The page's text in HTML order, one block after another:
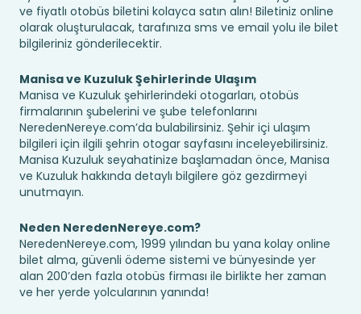
ve fiyatlı otobüs biletini kolayca satın alın! Biletiniz online
olarak oluşturulacak, tarafınıza sms ve email yolu ile bilet
bilgileriniz gönderilecektir.
Manisa ve Kuzuluk Şehirlerinde Ulaşım
Manisa ve Kuzuluk şehirlerindeki otogarları, otobüs
firmalarının şubelerini ve şube telefonlarını
NeredenNereye.com’da bulabilirsiniz. Şehir içi ulaşım
bilgileri için ilgili şehrin otogar sayfasını inceleyebilirsiniz.
Manisa Kuzuluk seyahatinize başlamadan önce, Manisa
ve Kuzuluk hakkında detaylı bilgilere göz gezdirmeyi
unutmayın.
Neden NeredenNereye.com?
NeredenNereye.com, 1999 yılından bu yana kolay online
bilet alma, güvenli ödeme sistemi ve bünyesinde yer
alan 200’den fazla otobüs firması ile birlikte her zaman
ve her yerde yolcularının yanında!